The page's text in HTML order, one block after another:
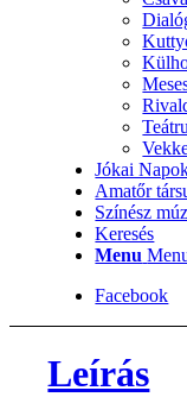
Jókai
Amatőr
Színész
Keresés
Menu
Facebook
Leírás